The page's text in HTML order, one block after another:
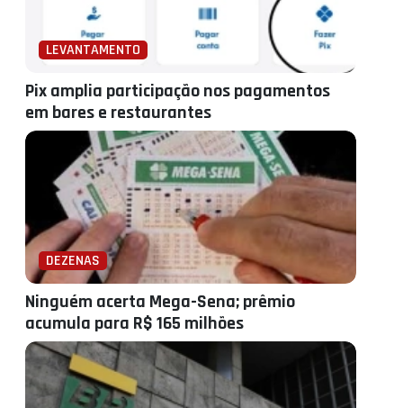
LEVANTAMENTO
Pix amplia participação nos pagamentos
em bares e restaurantes
DEZENAS
Ninguém acerta Mega-Sena; prêmio
acumula para R$ 165 milhões